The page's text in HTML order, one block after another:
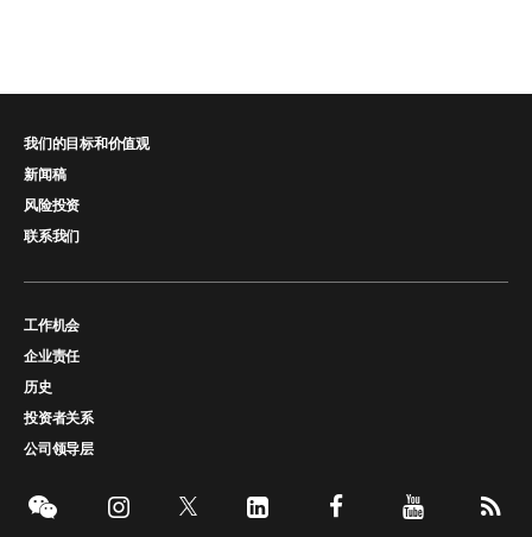
我们的目标和价值观
新闻稿
风险投资
联系我们
工作机会
企业责任
历史
投资者关系
公司领导层